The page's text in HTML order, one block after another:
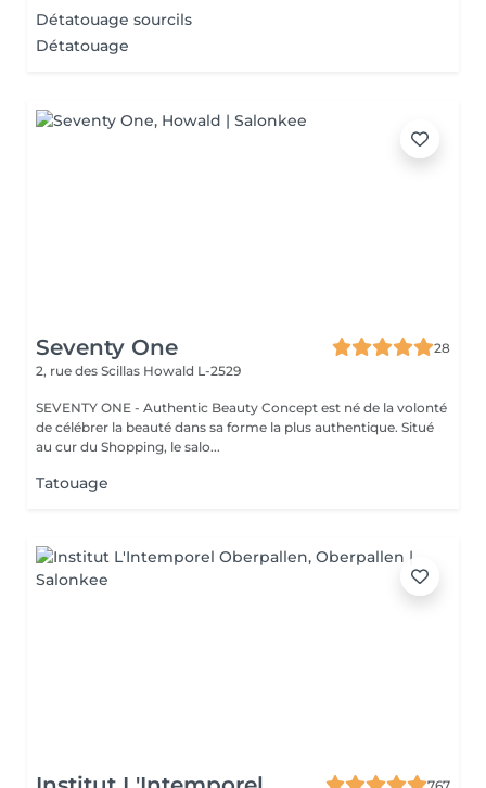
Détatouage sourcils
Détatouage
Seventy One
28
2, rue des Scillas Howald L-2529
SEVENTY ONE - Authentic Beauty Concept est né de la volonté
de célébrer la beauté dans sa forme la plus authentique. Situé
au cur du Shopping, le salo...
Tatouage